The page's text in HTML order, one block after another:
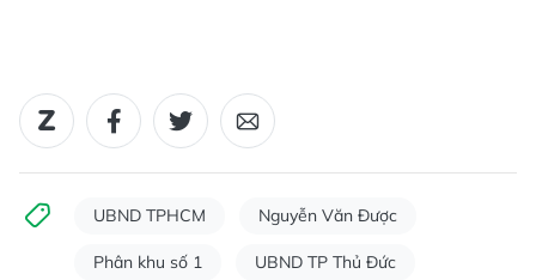
UBND TPHCM Nguyễn Văn Được
Phân khu số 1 UBND TP Thủ Đức